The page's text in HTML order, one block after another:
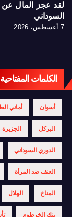
لقد عجز المال
السوداني
7 أغسطس، 2026
الكلمات المفتاحية
أسوان أماني
البركل الجزيرة
الدوري السوداني
العنف ضد المرأة
المناخ الهلال
بنك الخرطوم